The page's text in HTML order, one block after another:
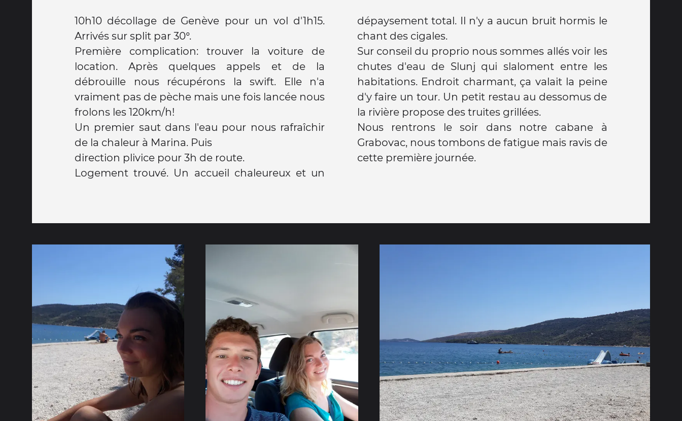
10h10 décollage de Genève pour un vol d'1h15.
Arrivés sur split par 30°.
Première complication: trouver la voiture de
location. Après quelques appels et de la
débrouille nous récupérons la swift. Elle n'a
vraiment pas de pèche mais une fois lancée nous
frolons les 120km/h!
Un premier saut dans l'eau pour nous rafraîchir
de la chaleur à Marina. Puis
direction plivice pour 3h de route.
Logement trouvé. Un accueil chaleureux et un
dépaysement total. Il n'y a aucun bruit hormis le
chant des cigales.
Sur conseil du proprio nous sommes allés voir les
chutes d'eau de Slunj qui slaloment entre les
habitations. Endroit charmant, ça valait la peine
d'y faire un tour. Un petit restau au dessomus de
la rivière propose des truites grillées.
Nous rentrons le soir dans notre cabane à
Grabovac, nous tombons de fatigue mais ravis de
cette première journée.